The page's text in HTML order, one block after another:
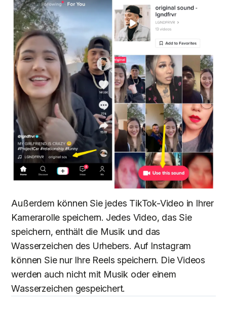
Außerdem können Sie jedes TikTok-Video in Ihrer
Kamerarolle speichern. Jedes Video, das Sie
speichern, enthält die Musik und das
Wasserzeichen des Urhebers. Auf Instagram
können Sie nur Ihre Reels speichern. Die Videos
werden auch nicht mit Musik oder einem
Wasserzeichen gespeichert.